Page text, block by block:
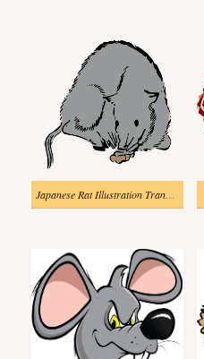
Japanese Rat Illustration Transparent